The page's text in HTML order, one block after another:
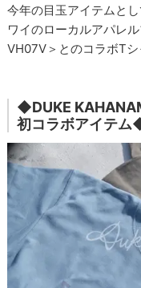
今年の目玉アイテムと
ワイのローカルアパレ
VH07V＞とのコラボT
◆DUKE
初コラボアイテム